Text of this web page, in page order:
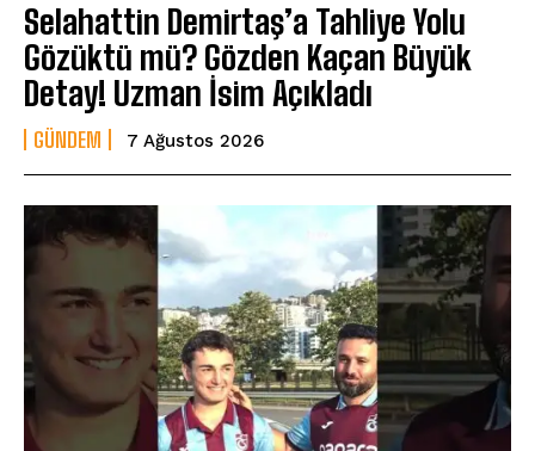
Selahattin Demirtaş’a Tahliye Yolu
Gözüktü mü? Gözden Kaçan Büyük
Detay! Uzman İsim Açıkladı
GÜNDEM 7 Ağustos 2026